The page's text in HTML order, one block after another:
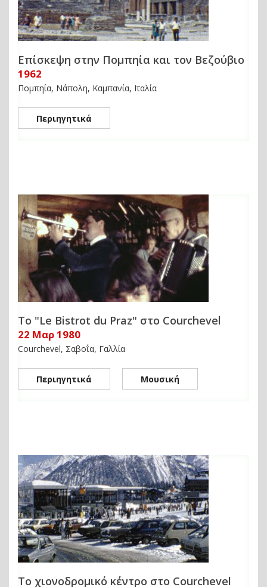
Επίσκεψη στην Πομπηία και τον Βεζούβιο
1962
Πομπηία, Νάπολη, Καμπανία, Ιταλία
Περιηγητικά
Το "Le Bistrot du Praz" στο Courchevel
22 Μαρ 1980
Courchevel, Σαβοΐα, Γαλλία
Περιηγητικά Μουσική
Το χιονοδρομικό κέντρο στο Courchevel